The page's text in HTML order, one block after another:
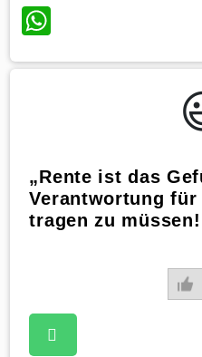
WhatsApp
„Rente ist das
Verantwortung für
tragen zu müssen!